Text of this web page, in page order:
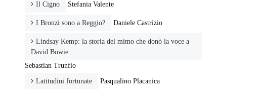
Il Cigno Stefania Valente
I Bronzi sono a Reggio? Daniele Castrizio
Lindsay Kemp: la storia del mimo che donò la voce a
David Bowie
Sebastian Trunfio
Latitudini fortunate Pasqualino Placanica